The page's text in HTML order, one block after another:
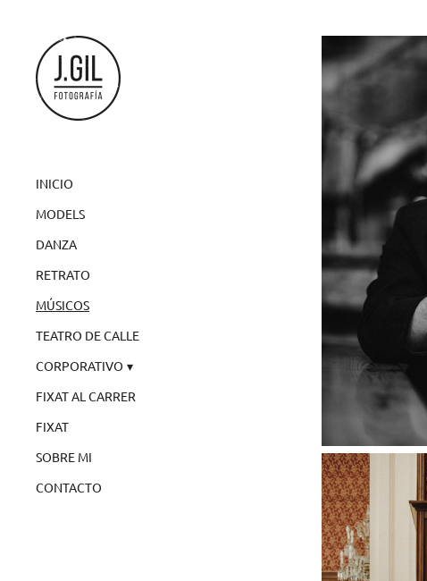
INICIO
MODELS
DANZA
RETRATO
MÚSICOS
TEATRO DE CALLE
CORPORATIVO
FIXAT AL CARRER
FIXAT
SOBRE MI
CONTACTO